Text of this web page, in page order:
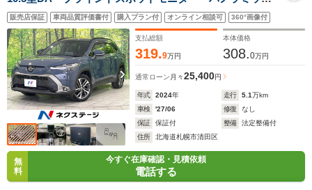
ビューモニター トヨタセーフティセンス レーダーク
ルーズ 禁煙車 電動リアゲート パワーシート ドラ
レコ コーナーセンサー
販売店保証 車両品質評価書付 購入プラン付 オンライン相談可 360°画像付
支払総額
319.9万円
本体価格
308.0万円
通常ローン 月々25,400円
年式 2024年 走行 5.1万km
車検
'27/06 修復
なし
保証
保証付 整備
法定整備付
住所
北海道札幌市清田区
無
料
今すぐ在庫確認・見積依頼
電話する